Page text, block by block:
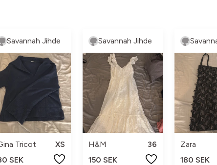
Savannah Jihde
Tricot
XS
SEK
Savannah Jihde
H&M
36
150 SEK
Zara
180 SEK